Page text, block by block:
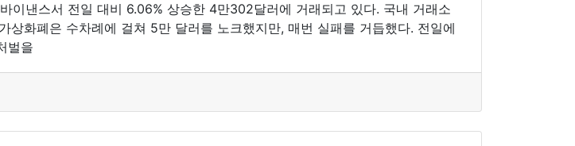
이낸스서 전일 대비 6.06% 상승한 4만302달러에 거래되고 있다. 국내 거래소
화폐은 수차례에 걸쳐 5만 달러를 노크했지만, 매번 실패를 거듭했다. 전일에
벌을